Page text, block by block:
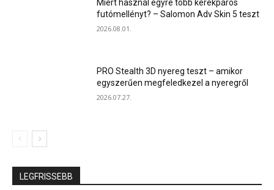
Miért használ egyre több kerékpáros
futómellényt? – Salomon Adv Skin 5 teszt
2026.08.01.
PRO Stealth 3D nyereg teszt – amikor
egyszerűen megfeledkezel a nyeregről
2026.07.27.
LEGFRISSEBB